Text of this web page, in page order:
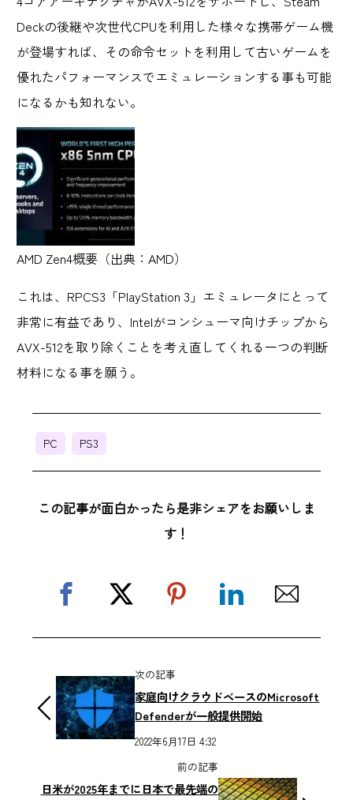
Deckの後継や次世代CPUを利用した様々な携帯ゲーム機
が登場すれば、その命令セットを利用して古いゲームを
優れたパフォーマンスでエミュレーションする事も可能
になるかも知れない。
AMD Zen4概要（出典：AMD）
これは、RPCS3「PlayStation 3」エミュレータにとって
非常に有益であり、Intelがコンシューマ向けチップから
AVX-512を取り除くことを考え直してくれる一つの判断
材料になる事を願う。
PC PS3
この記事が面白かったら是非シェアをお願いしま
す！
次の記事
家庭向けクラウドベースのMicrosoft
Defenderが一般提供開始
2022年6月17日 4:32
前の記事
日米が2025年までに日本で最先端の